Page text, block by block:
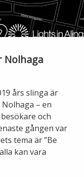
Nolhaga
års slinga är
– en
och
gången var
tema är ”Be
kan vara